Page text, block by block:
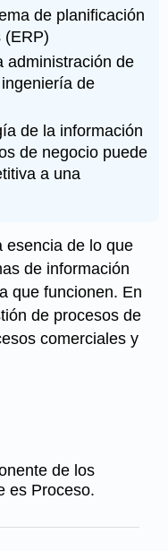
de planificación
(ERP)
administración de
de
de la información
de negocio puede
a una
esencia de lo que
de información
que funcionen. En
de procesos de
comerciales y
de los
es Proceso.